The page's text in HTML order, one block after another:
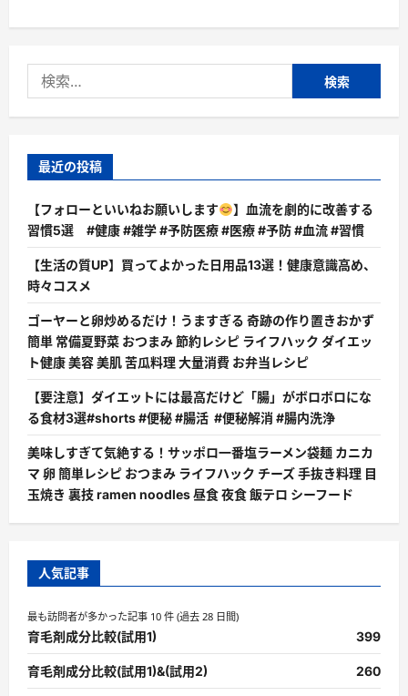
索:
最近の投稿
【フォローといいねお願いします
】血流を劇的に改善する
習慣5選 #健康 #雑学 #予防医療 #医療 #予防 #血流 #習慣
【生活の質UP】買ってよかった日用品13選！健康意識高め、
時々コスメ
ゴーヤーと卵炒めるだけ！うますぎる 奇跡の作り置きおかず
簡単 常備夏野菜 おつまみ 節約レシピ ライフハック ダイエッ
ト健康 美容 美肌 苦瓜料理 大量消費 お弁当レシピ
【要注意】ダイエットには最高だけど「腸」がボロボロにな
る食材3選#shorts #便秘 #腸活 #便秘解消 #腸内洗浄
美味しすぎて気絶する！サッポロ一番塩ラーメン袋麺 カニカ
マ 卵 簡単レシピ おつまみ ライフハック チーズ 手抜き料理 目
玉焼き 裏技 ramen noodles 昼食 夜食 飯テロ シーフード
人気記事
最も訪問者が多かった記事 10 件 (過去 28 日間)
育毛剤成分比較(試用1) 399
育毛剤成分比較(試用1)&(試用2) 260